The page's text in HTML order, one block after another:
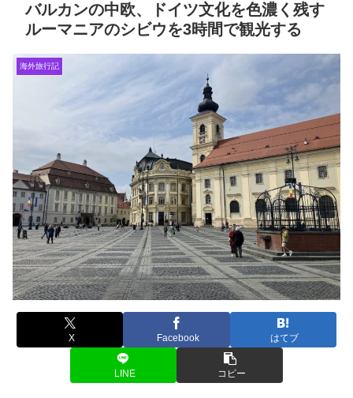
バルカンの中欧、ドイツ文化を色濃く残す
ルーマニアのシビウを3時間で観光する
海外旅行記
X Facebook はてブ
LINE コピー